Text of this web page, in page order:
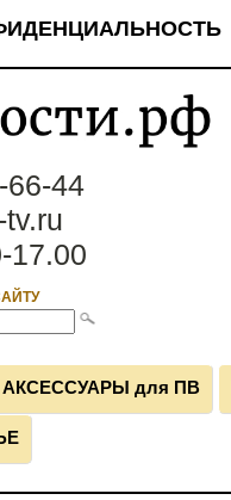
66-44
17.00
АКСЕССУАРЫ для ПВ